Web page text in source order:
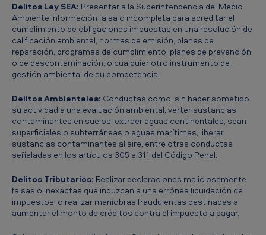
Delitos Ley SEA: Presentar a la Superintendencia del Medio
Ambiente información falsa o incompleta para acreditar el
cumplimiento de obligaciones impuestas en una resolución de
calificación ambiental, normas de emisión, planes de
reparación, programas de cumplimiento, planes de prevención
o de descontaminación, o cualquier otro instrumento de
gestión ambiental de su competencia.
Delitos Ambientales: Conductas como, sin haber sometido
su actividad a una evaluación ambiental, verter sustancias
contaminantes en suelos, extraer aguas continentales, sean
superficiales o subterráneas o aguas marítimas, liberar
sustancias contaminantes al aire, entre otras conductas
señaladas en los artículos 305 a 311 del Código Penal.
Delitos Tributarios: Realizar declaraciones maliciosamente
falsas o inexactas que induzcan a una errónea liquidación de
impuestos; o realizar maniobras fraudulentas destinadas a
aumentar el monto de créditos contra el impuesto a pagar.